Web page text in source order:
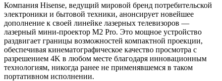
Компания Hisense, ведущий мировой бренд потребительской
электроники и бытовой техники, анонсирует новейшее
дополнение к своей линейке лазерных телевизоров —
лазерный мини-проектор M2 Pro. Это мощное устройство
раздвигает границы возможностей компактной проекции,
обеспечивая кинематографическое качество просмотра с
разрешением 4K в любом месте благодаря инновационным
технологиям, никогда ранее не применявшемся в таком
портативном исполнении.